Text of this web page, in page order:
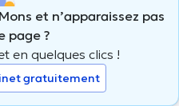
et n’apparaissez pas
page ?
en quelques clics !
gratuitement